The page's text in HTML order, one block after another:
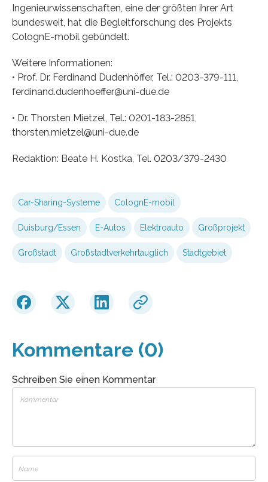
Ingenieurwissenschaften, eine der größten ihrer Art
bundesweit, hat die Begleitforschung des Projekts
ColognE-mobil gebündelt.
Weitere Informationen:
• Prof. Dr. Ferdinand Dudenhöffer, Tel.: 0203-379-111,
ferdinand.dudenhoeffer@uni-due.de
• Dr. Thorsten Mietzel, Tel.: 0201-183-2851,
thorsten.mietzel@uni-due.de
Redaktion: Beate H. Kostka, Tel. 0203/379-2430
Car-Sharing-Systeme ColognE-mobil
Duisburg/Essen E-Autos Elektroauto Großprojekt
Großstadt Großstadtverkehrtauglich Stadtgebiet
Kommentare (0)
Schreiben Sie einen Kommentar